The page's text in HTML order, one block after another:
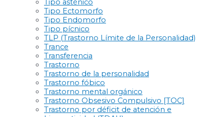
Tipo asténico
Tipo Ectomorfo
Tipo Endomorfo
Tipo pícnico
TLP (Trastorno Límite de la Personalidad)
Trance
Transferencia
Trastorno
Trastorno de la personalidad
Trastorno fóbico
Trastorno mental orgánico
Trastorno Obsesivo Compulsivo [TOC]
Trastorno por déficit de atención e